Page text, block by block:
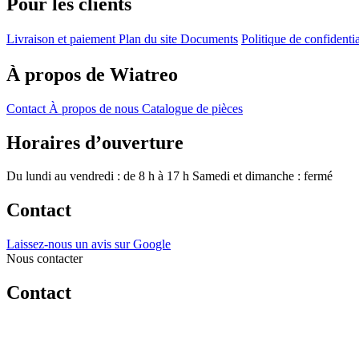
Livraison et paiement Plan du site Documents Politique de
À propos de Wiatreo
Contact À propos de nous Catalogue de pièces
Horaires d’ouverture
Du lundi au vendredi : de 8 h à 17 h Samedi et dimanche : fermé
Contact
Laissez-nous un avis sur Google
Nous contacter
Contact